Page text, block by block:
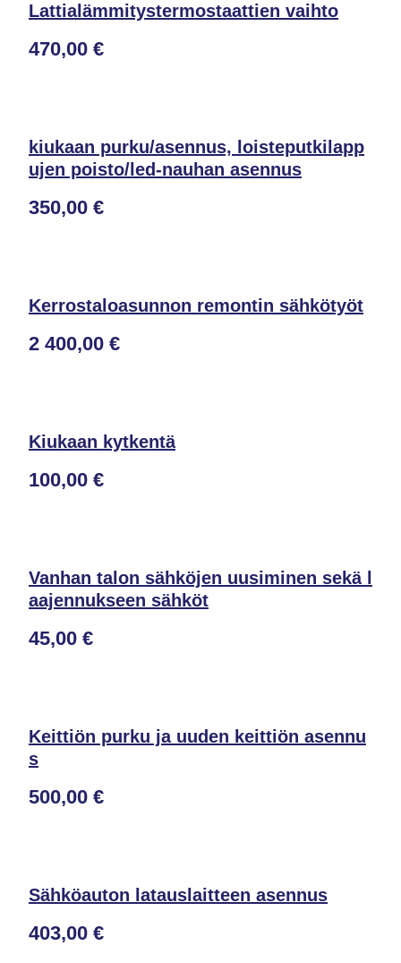
Lattialämmitystermostaattien vaihto
470,00 €
kiukaan purku/asennus, loisteputkilapp
ujen poisto/led-nauhan asennus
350,00 €
Kerrostaloasunnon remontin sähkötyöt
2 400,00 €
Kiukaan kytkentä
100,00 €
Vanhan talon sähköjen uusiminen sekä l
aajennukseen sähköt
45,00 €
Keittiön purku ja uuden keittiön asennu
s
500,00 €
Sähköauton latauslaitteen asennus
403,00 €